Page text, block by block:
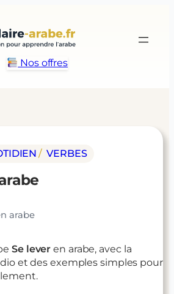
Nos offres
/ VERBES
arabe
Se lever en arabe, avec la
et des exemples simples pour